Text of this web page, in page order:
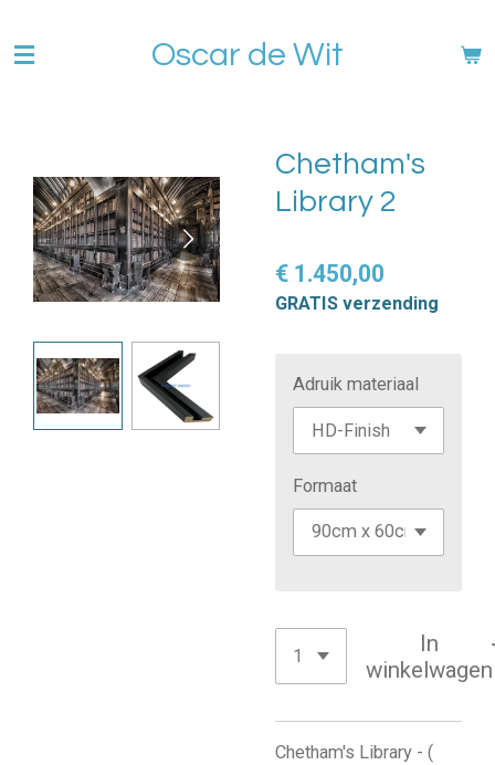
direct
Oscar de Wit
Chetham's
Library 2
€ 1.450,00
GRATIS verzending
Adruik materiaal
Formaat
In
winkelwagen
Chetham's Library - (